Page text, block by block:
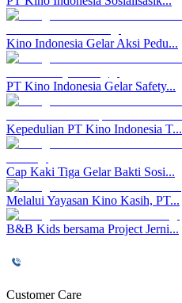
Kino Indonesia Gelar Aksi Pedu...
PT Kino Indonesia Gelar Safety...
Kepedulian PT Kino Indonesia T...
Cap Kaki Tiga Gelar Bakti Sosi...
Melalui Yayasan Kino Kasih, PT...
B&B Kids bersama Project Jerni...
Customer Care